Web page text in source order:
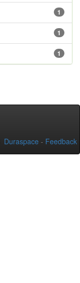
1
1
1
Duraspace - Feedback